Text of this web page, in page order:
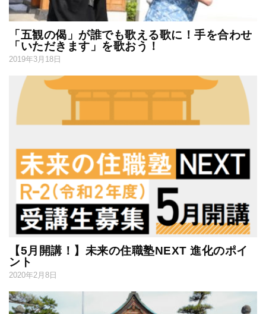
「五観の偈」が誰でも歌える歌に！手を合わせ
「いただきます」を歌おう！
2019年3月18日
【5月開講！】未来の住職塾NEXT 進化のポイ
ント
2020年2月8日